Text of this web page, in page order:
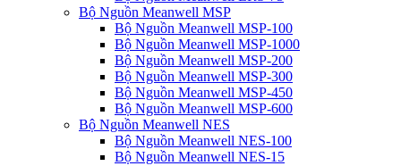
Bộ Nguồn Meanwell MSP
Bộ Nguồn Meanwell MSP-100
Bộ Nguồn Meanwell MSP-1000
Bộ Nguồn Meanwell MSP-200
Bộ Nguồn Meanwell MSP-300
Bộ Nguồn Meanwell MSP-450
Bộ Nguồn Meanwell MSP-600
Bộ Nguồn Meanwell NES
Bộ Nguồn Meanwell NES-100
Bộ Nguồn Meanwell NES-15